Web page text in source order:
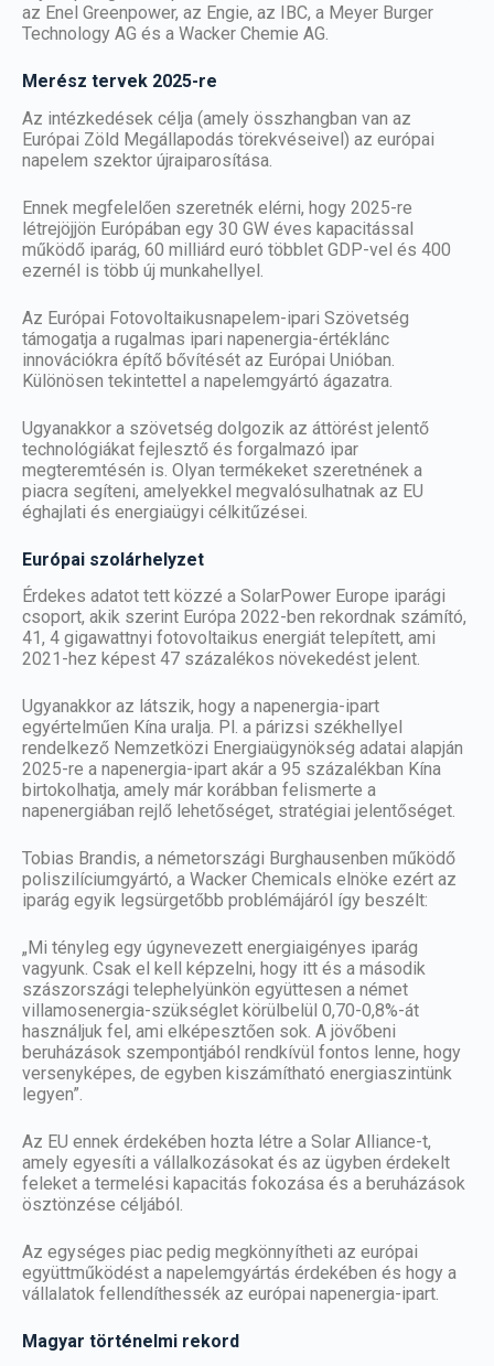
az Enel Greenpower, az Engie, az IBC, a Meyer Burger
Technology AG és a Wacker Chemie AG.
Merész tervek 2025-re
Az intézkedések célja (amely összhangban van az
Európai Zöld Megállapodás törekvéseivel) az európai
napelem szektor újraiparosítása.
Ennek megfelelően szeretnék elérni, hogy 2025-re
létrejöjjön Európában egy 30 GW éves kapacitással
működő iparág, 60 milliárd euró többlet GDP-vel és 400
ezernél is több új munkahellyel.
Az Európai Fotovoltaikusnapelem-ipari Szövetség
támogatja a rugalmas ipari napenergia-értéklánc
innovációkra építő bővítését az Európai Unióban.
Különösen tekintettel a napelemgyártó ágazatra.
Ugyanakkor a szövetség dolgozik az áttörést jelentő
technológiákat fejlesztő és forgalmazó ipar
megteremtésén is. Olyan termékeket szeretnének a
piacra segíteni, amelyekkel megvalósulhatnak az EU
éghajlati és energiaügyi célkitűzései.
Európai szolárhelyzet
Érdekes adatot tett közzé a SolarPower Europe iparági
csoport, akik szerint Európa 2022-ben rekordnak számító,
41, 4 gigawattnyi fotovoltaikus energiát telepített, ami
2021-hez képest 47 százalékos növekedést jelent.
Ugyanakkor az látszik, hogy a napenergia-ipart
egyértelműen Kína uralja. Pl. a párizsi székhellyel
rendelkező Nemzetközi Energiaügynökség adatai alapján
2025-re a napenergia-ipart akár a 95 százalékban Kína
birtokolhatja, amely már korábban felismerte a
napenergiában rejlő lehetőséget, stratégiai jelentőséget.
Tobias Brandis, a németországi Burghausenben működő
poliszilíciumgyártó, a Wacker Chemicals elnöke ezért az
iparág egyik legsürgetőbb problémájáról így beszélt:
„Mi tényleg egy úgynevezett energiaigényes iparág
vagyunk. Csak el kell képzelni, hogy itt és a második
szászországi telephelyünkön együttesen a német
villamosenergia-szükséglet körülbelül 0,70-0,8%-át
használjuk fel, ami elképesztően sok. A jövőbeni
beruházások szempontjából rendkívül fontos lenne, hogy
versenyképes, de egyben kiszámítható energiaszintünk
legyen”.
Az EU ennek érdekében hozta létre a Solar Alliance-t,
amely egyesíti a vállalkozásokat és az ügyben érdekelt
feleket a termelési kapacitás fokozása és a beruházások
ösztönzése céljából.
Az egységes piac pedig megkönnyítheti az európai
együttműködést a napelemgyártás érdekében és hogy a
vállalatok fellendíthessék az európai napenergia-ipart.
Magyar történelmi rekord